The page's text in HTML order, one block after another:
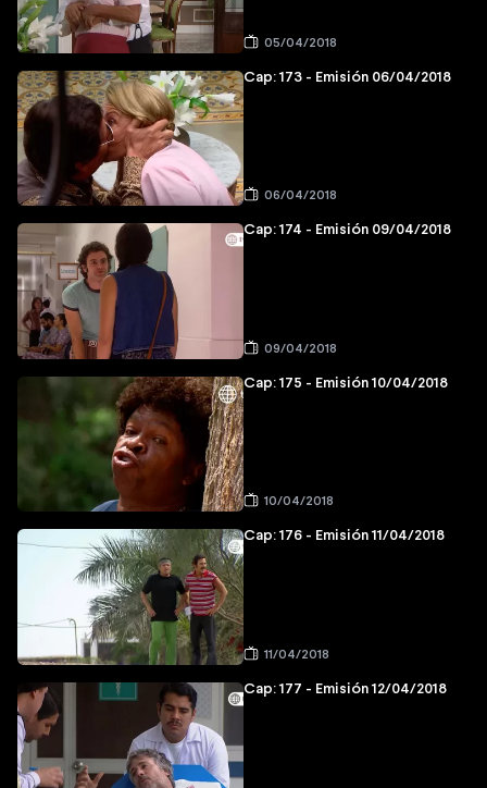
05/04/2018
Cap: 173 - Emisión 06/04/2018
06/04/2018
Cap: 174 - Emisión 09/04/2018
09/04/2018
Cap: 175 - Emisión 10/04/2018
10/04/2018
Cap: 176 - Emisión 11/04/2018
11/04/2018
Cap: 177 - Emisión 12/04/2018